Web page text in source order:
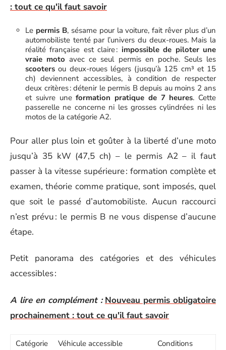
: tout ce qu'il faut savoir
Le permis B, sésame pour la voiture, fait rêver plus d’un
automobiliste tenté par l’univers du deux-roues. Mais la
réalité française est claire : impossible de piloter une
vraie moto avec ce seul permis en poche. Seuls les
scooters ou deux-roues légers (jusqu’à 125 cm³ et 15
ch) deviennent accessibles, à condition de respecter
deux critères : détenir le permis B depuis au moins 2 ans
et suivre uneformation pratique de 7 heures. Cette
passerelle ne concerne ni les grosses cylindrées ni les
motos de la catégorie A2.
Pour aller plus loin et goûter à la liberté d’une moto
jusqu’à 35 kW (47,5 ch) – le permis A2 – il faut
passer à la vitesse supérieure : formation complète et
examen, théorie comme pratique, sont imposés, quel
que soit le passé d’automobiliste. Aucun raccourci
n’est prévu : le permis B ne vous dispense d’aucune
étape.
Petit panorama des catégories et des véhicules
accessibles :
A lire en complément : Nouveau permis obligatoire
prochainement : tout ce qu'il faut savoir
Catégorie Véhicule accessible Conditions